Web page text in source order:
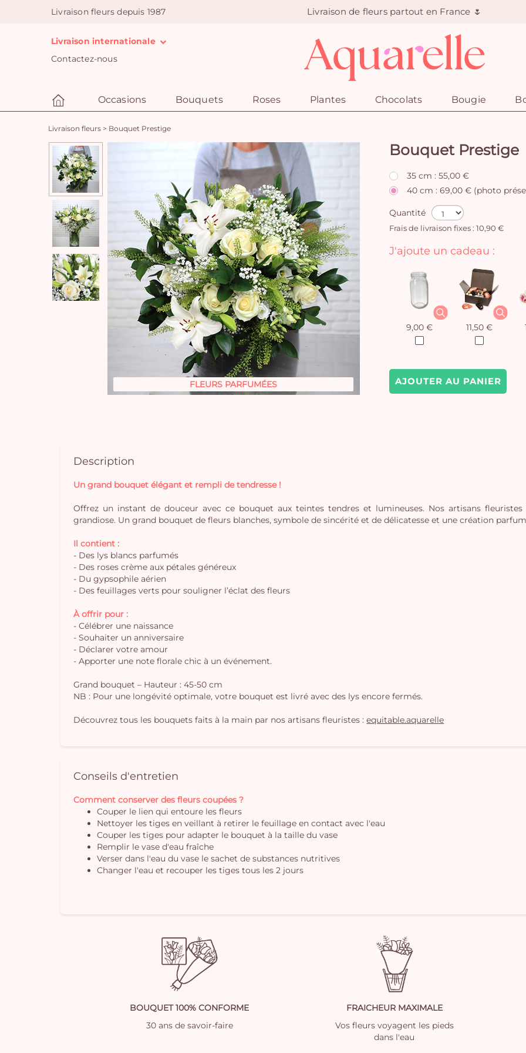
Livraison fleurs depuis 1987 Livraison de fleurs partout en France 🌷
Livraison internationale
Contactez-nous
Occasions Bouquets Roses Plantes Chocolats Bougie
Livraison fleurs > Bouquet Prestige
FLEURS PARFUMÉES
Bouquet Prestige
35 cm : 55,00 €
40 cm : 69,00 € (photo
Quantité
Frais de livraison fixes : 10,90 €
AJOUTER AU PANIER
J'ajoute un cadeau :
9,00 € 11,50 €
Description
Un grand bouquet élégant et rempli de tendresse !
Offrez un instant de douceur avec ce bouquet aux teintes tendres et lumineuses. Nos artisans
grandiose. Un grand bouquet de fleurs blanches, symbole de sincérité et de délicatesse et une création
Il contient :
- Des lys blancs parfumés
- Des roses crème aux pétales généreux
- Du gypsophile aérien
- Des feuillages verts pour souligner l’éclat des fleurs
À offrir pour :
- Célébrer une naissance
- Souhaiter un anniversaire
- Déclarer votre amour
- Apporter une note florale chic à un événement.
Grand bouquet – Hauteur : 45-50 cm
NB : Pour une longévité optimale, votre bouquet est livré avec des lys encore fermés.
Découvrez tous les bouquets faits à la main par nos artisans fleuristes :equitable.aquarelle
Conseils d'entretien
Comment conserver des fleurs coupées ?
Couper le lien qui entoure les fleurs
Nettoyer les tiges en veillant à retirer le feuillage en contact avec l'eau
Couper les tiges pour adapter le bouquet à la taille du vase
Remplir le vase d'eau fraîche
Verser dans l'eau du vase le sachet de substances nutritives
Changer l'eau et recouper les tiges tous les 2 jours
BOUQUET 100% CONFORME
30 ans de savoir-faire
FRAICHEUR MAXIMALE
Vos fleurs voyagent les pieds
dans l'eau